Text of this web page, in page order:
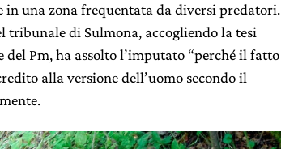
in una zona frequentata da diversi predatori.
di Sulmona, accogliendo la tesi
Pm, ha assolto l’imputato “perché il fatto
alla versione dell’uomo secondo il